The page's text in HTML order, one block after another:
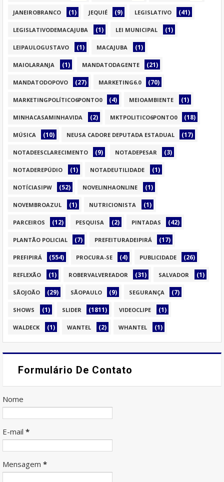
JANEIROBRANCO (1) JEQUIÉ (9) LEGISLATIVO (41)
LEGISLATIVODEMACAJUBA (1) LEI MUNICIPAL (1)
LEIPAULOGUSTAVO (1) MACAJUBA (1)
MAIOLARANJA (1) MANDATODAGENTE (21)
MANDATODOPOVO (27) MARKETING6.0 (70)
MARKETINGPOLÍTICO6PONTO0 (4) MEIOAMBIENTE (1)
MINHACASAMINHAVIDA (2) MKTPOLITICO6PONTO0 (18)
MÚSICA (10) NEUSA CADORE DEPUTADA ESTADUAL (17)
NOTADEESCLARECIMENTO (9) NOTADEPESAR (3)
NOTADEREPÚDIO (1) NOTADEUTILIDADE (1)
NOTÍCIASIPW (52) NOVELINHAONLINE (1)
NOVEMBROAZUL (1) NUTRICIONISTA (1)
PARCEIROS (12) PESQUISA (2) PINTADAS (42)
PLANTÃO POLICIAL (7) PREFEITURADEIPIRÁ (17)
PREFIPIRÁ (554) PROCURA-SE (4) PUBLICIDADE (26)
REFLEXÃO (1) ROBERVALVEREADOR (31) SALVADOR (1)
SÃOJOÃO (29) SÃOPAULO (9) SEGURANÇA (7)
SHOWS (1) SLIDER (1811) VIDEOCLIPE (1)
WALDECK (1) WANTEL (2) WHANTEL (1)
Formulário De Contato
Nome
E-mail *
Mensagem *